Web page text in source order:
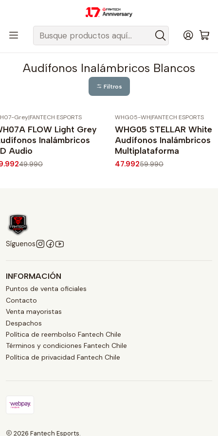
Despacho gratis a todo Chile sobre $50.000 pesos.
Fantech Esports Chile Audio y Acc. de audio
Audifonos
Audífonos Inalámbricos
Audífonos Inalámbricos Blancos
Audífonos Inalámbricos Blancos
Filtros
OFF
Grey|FANTECH ESPORTS
FLOW Light Grey
Inalámbricos
Audio
49.990
-20% OFF
WHG05-WH|FANTECH ESPORTS
WHG05 STELLAR White
Audífonos Inalámbricos
Multiplataforma
47.99259.990
Síguenos
INFORMACIÓN
Puntos de venta oficiales
Contacto
Venta mayoristas
Despachos
Política de reembolso Fantech Chile
Términos y condiciones Fantech Chile
Política de privacidad Fantech Chile
2026 Fantech Esports.